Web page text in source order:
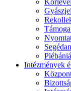
Intézmények